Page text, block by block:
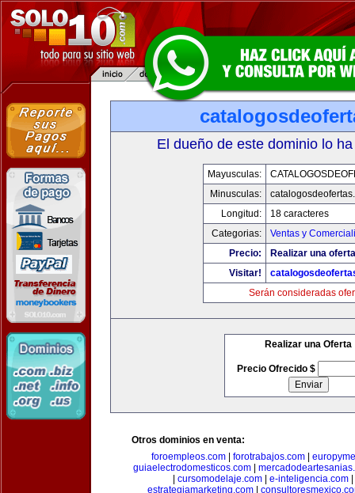
El dueño de este dominio lo
Mayusculas:
Minusculas:
Longitud:
18 caracteres
Categorias:
Ventas y
Precio:
Realizar una
Visitar!
Serán consideradas
Realizar una Oferta
Precio Ofrecido $
Otros dominios en venta:
foroempleos.com
forotrabajos.com
guiaelectrodomesticos.com
cursomodelaje.com| e-inteligencia.com|
estrategiamarketing.com|